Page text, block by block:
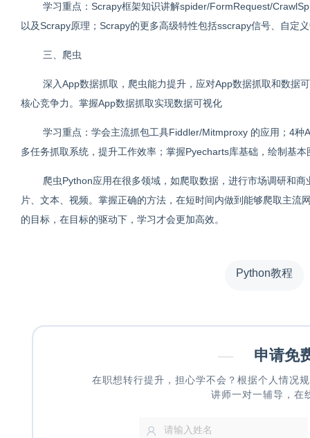
学习重点：Scrapy框架知识讲解spider/FormRequest/
以及Scrapy原理；Scrapy的更多高级特性包括sscrapy信号、自定
三、爬虫
深入App数据抓取，爬虫能力提升，应对App数据抓取和数据
核心竞争力。掌握App数据抓取实现数据可视化
学习重点：学会主流抓包工具Fiddler/Mitmproxy 的应用；4
多任务抓取系统，提升工作效率；掌握Pyecharts库基础，绘制基
爬虫Python应用在很多领域，如爬取数据，进行市场调研和
片、文本、视频。掌握正确的方法，在短时间内做到能够爬取主
的目标，在目标的驱动下，学习才会更加高效。
Python教程
— 申请免
在职想转行提升，担心学不会？根据个人情况
讲师一对一辅导，在